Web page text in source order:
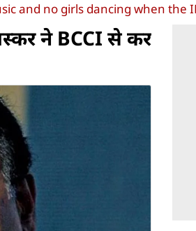
and no girls dancing when the
ने BCCI से कर